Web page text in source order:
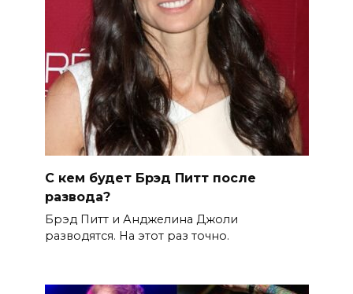
С кем будет Брэд Питт после
развода?
Брэд Питт и Анджелина Джоли
разводятся. На этот раз точно.